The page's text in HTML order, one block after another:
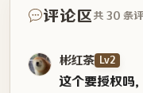
评论区 共 30 条
彬红茶 Lv2
这个要授权吗